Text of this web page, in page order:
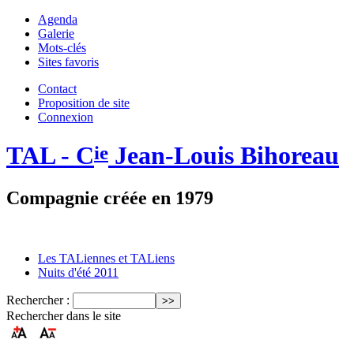
Agenda
Galerie
Mots-clés
Sites favoris
Contact
Proposition de site
Connexion
TAL - Cie Jean-Louis Bihoreau
Compagnie créée en 1979
Les TALiennes et TALiens
Nuits d'été 2011
Rechercher :
Rechercher dans le site